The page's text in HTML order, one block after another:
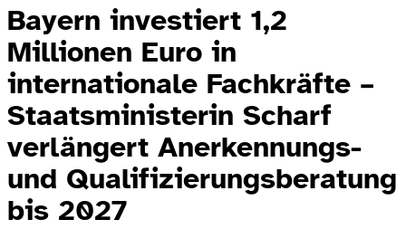
Bayern investiert 1,2
Millionen Euro in
internationale Fachkräfte –
Staatsministerin Scharf
verlängert Anerkennungs-
und Qualifizierungsberatung
bis 2027